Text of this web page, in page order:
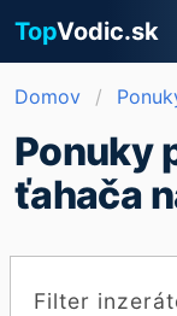
TopVodic.sk
Domov
Ponuky
ťahača
Filter